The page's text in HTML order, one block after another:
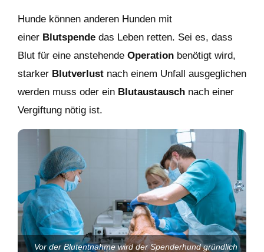
Hunde können anderen Hunden mit
einer Blutspende das Leben retten. Sei es, dass
Blut für eine anstehende Operation benötigt wird,
starker Blutverlust nach einem Unfall ausgeglichen
werden muss oder ein Blutaustausch nach einer
Vergiftung nötig ist.
Vor der Blutentnahme wird der Spenderhund gründlich